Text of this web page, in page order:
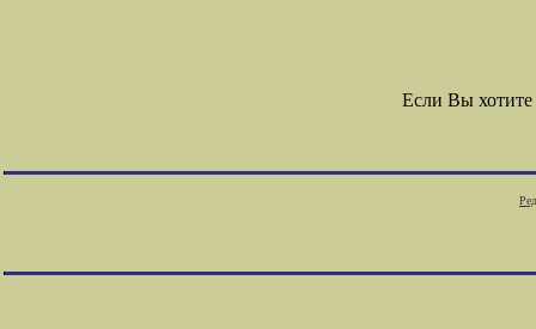
Если Вы